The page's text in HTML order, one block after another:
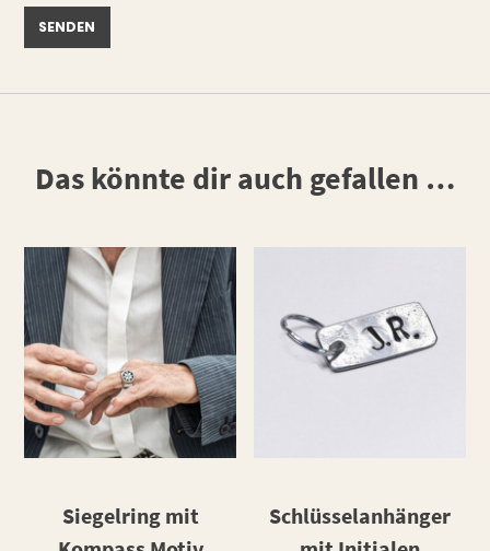
Das könnte dir auch gefallen …
Siegelring mit
Schlüsselanhänger